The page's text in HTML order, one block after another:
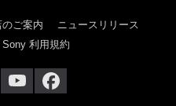
ご案内
ニュースリリース
Sony 利用規約